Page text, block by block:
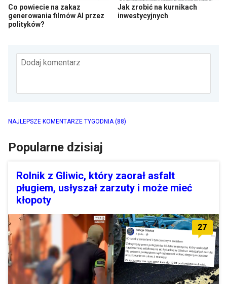
Co powiecie na zakaz
generowania filmów AI przez
polityków?
Jak zrobić na kurnikach
inwestycyjnych
Dodaj komentarz
NAJLEPSZE KOMENTARZE TYGODNIA(88)
Popularne dzisiaj
Rolnik z Gliwic, który zaorał asfalt
pługiem, usłyszał zarzuty i może mieć
kłopoty
27